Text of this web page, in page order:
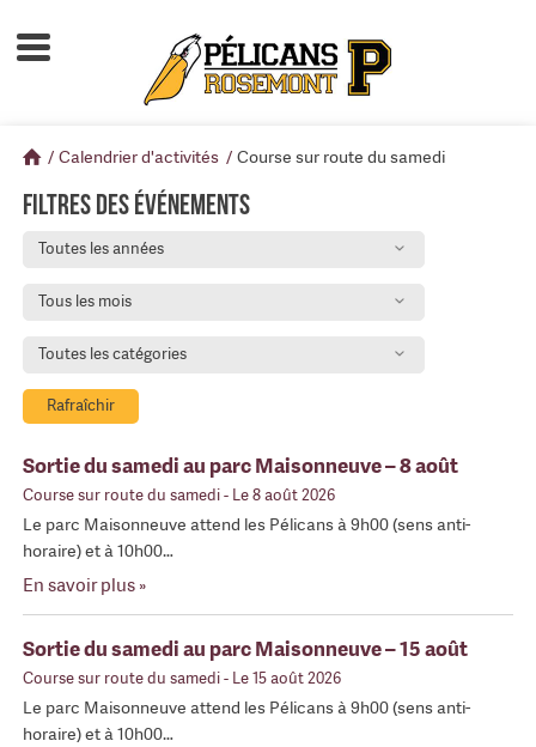
Accueil
Calendrier d'activités
/ Calendrier d'activités / Course sur route du samedi
Filtres des événements
Toutes les années
Tous les mois
Toutes les catégories
Rafraîchir
Sortie du samedi au parc Maisonneuve – 8 août
Course sur route du samedi- Le 8 août 2026
Le parc Maisonneuve attend les Pélicans à 9h00 (sens anti-
horaire) et à 10h00…
En savoir plus »
Sortie du samedi au parc Maisonneuve – 15 août
Course sur route du samedi- Le 15 août 2026
Le parc Maisonneuve attend les Pélicans à 9h00 (sens anti-
horaire) et à 10h00…